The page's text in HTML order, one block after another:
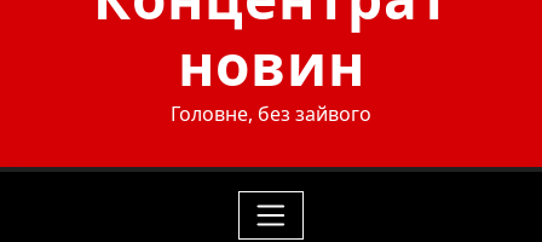
новин
Головне, без зайвого